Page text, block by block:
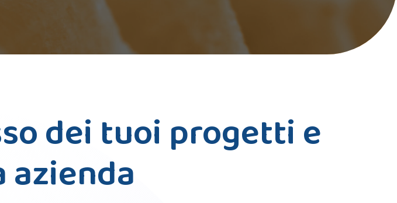
dei tuoi progetti e